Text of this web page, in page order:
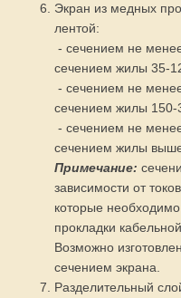
Экран из медных
лентой:
- сечением не
сечением жилы 35-
- сечением не
сечением жилы 150-
- сечением не
сечением жилы
Примечание:
зависимости от
которые необходимо
прокладки
Возможно
сечением экрана.
Разделительный